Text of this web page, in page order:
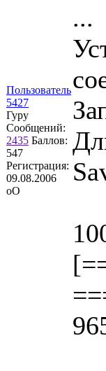
Пользователь
5427
Гуру
Сообщений:
2435 Баллов:
547
Регистрация:
09.08.2006
оО
...